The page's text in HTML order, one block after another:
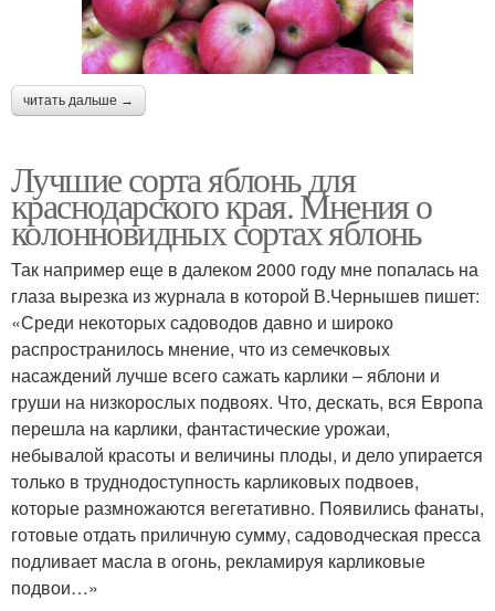
читать дальше →
Лучшие сорта яблонь для
краснодарского края. Мнения о
колонновидных сортах яблонь
Так например еще в далеком 2000 году мне попалась на
глаза вырезка из журнала в которой В.Чернышев пишет:
«Среди некоторых садоводов давно и широко
распространилось мнение, что из семечковых
насаждений лучше всего сажать карлики – яблони и
груши на низкорослых подвоях. Что, дескать, вся Европа
перешла на карлики, фантастические урожаи,
небывалой красоты и величины плоды, и дело упирается
только в труднодоступность карликовых подвоев,
которые размножаются вегетативно. Появились фанаты,
готовые отдать приличную сумму, садоводческая пресса
подливает масла в огонь, рекламируя карликовые
подвои…»